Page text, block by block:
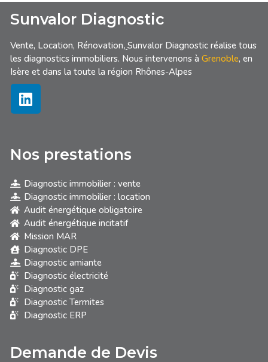
Sunvalor Diagnostic
Vente, Location, Rénovation, Sunvalor Diagnostic réalise tous
les diagnostics immobiliers. Nous intervenons à Grenoble, en
Isère et dans la toute la région Rhônes-Alpes
Nos prestations
Diagnostic immobilier : vente
Diagnostic immobilier : location
Audit énergétique obligatoire
Audit énergétique incitatif
Mission MAR
Diagnostic DPE
Diagnostic amiante
Diagnostic électricité
Diagnostic gaz
Diagnostic Termites
Diagnostic ERP
Demande de Devis